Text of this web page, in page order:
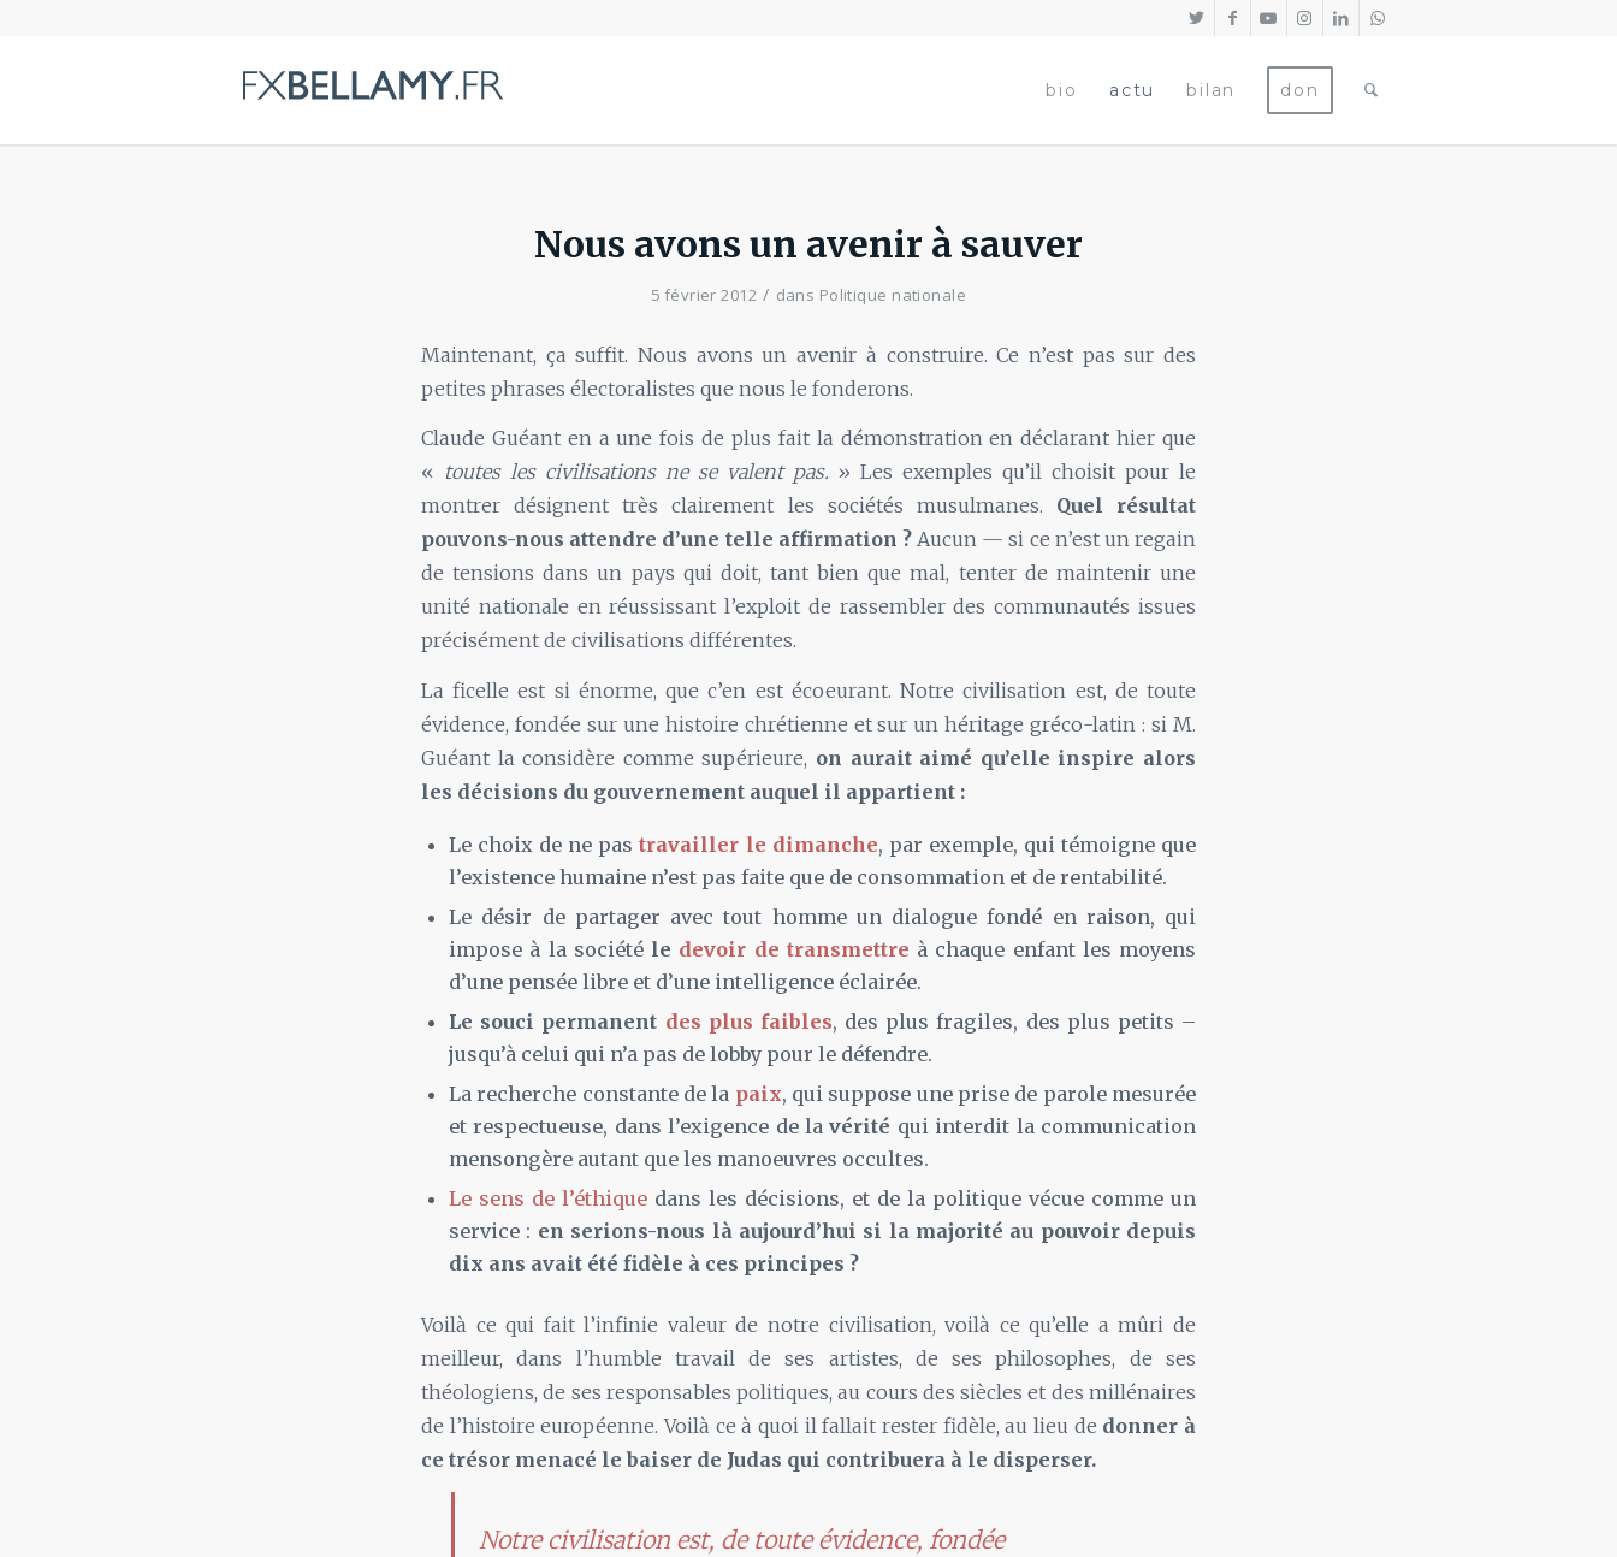
bio actu bilan don
Nous avons un avenir à sauver
5 février 2012 / dans Politique nationale
Maintenant, ça suffit. Nous avons un avenir à construire. Ce n’est pas sur des
petites phrases électoralistes que nous le fonderons.
Claude Guéant en a une fois de plus fait la démonstration en déclarant hier que
« toutes les civilisations ne se valent pas. » Les exemples qu’il choisit pour le
montrer désignent très clairement les sociétés musulmanes. Quel résultat
pouvons-nous attendre d’une telle affirmation ?Aucun — si ce n’est un regain
de tensions dans un pays qui doit, tant bien que mal, tenter de maintenir une
unité nationale en réussissant l’exploit de rassembler des communautés issues
précisément de civilisations différentes.
La ficelle est si énorme, que c’en est écoeurant. Notre civilisation est, de toute
évidence, fondée sur une histoire chrétienne et sur un héritage gréco-latin : si M.
Guéant la considère comme supérieure, on aurait aimé qu’elle inspire alors
les décisions du gouvernement auquel il appartient :
Le choix de ne pastravailler le dimanche, par exemple, qui témoigne que
l’existence humaine n’est pas faite que de consommation et de rentabilité.
Le désir de partager avec tout homme un dialogue fondé en raison, qui
impose à la société le devoir de transmettre à chaque enfant les moyens
d’une pensée libre et d’une intelligence éclairée.
Le souci permanent des plus faibles, des plus fragiles, des plus petits –
jusqu’à celui qui n’a pas de lobby pour le défendre.
La recherche constante de la paix, qui suppose une prise de parole mesurée
et respectueuse, dans l’exigence de lavérité qui interdit la communication
mensongère autant que les manoeuvres occultes.
Le sens de l’éthique dans les décisions, et de la politique vécue comme un
service : en serions-nous là aujourd’hui si la majorité au pouvoir depuis
dix ans avait été fidèle à ces principes ?
Voilà ce qui fait l’infinie valeur de notre civilisation, voilà ce qu’elle a mûri de
meilleur, dans l’humble travail de ses artistes, de ses philosophes, de ses
théologiens, de ses responsables politiques, au cours des siècles et des millénaires
de l’histoire européenne. Voilà ce à quoi il fallait rester fidèle, au lieu de donner à
ce trésor menacé le baiser de Judas qui contribuera à le disperser.
Notre civilisation est, de toute évidence, fondée